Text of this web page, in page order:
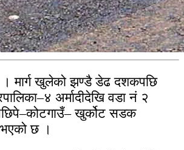
मार्ग खुलेको झण्डै डेढ दशकपछि
अर्मादीदेखि वडा नं २
खुर्कोट सडक
छ ।